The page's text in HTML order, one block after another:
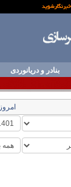
بنادر و دریانوردی
امروز